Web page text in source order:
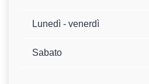
Lunedì - venerdì
Sabato